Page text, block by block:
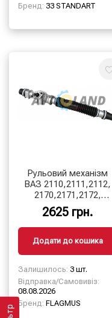
Бренд: 33 STANDART
Рульовий механізм
ВАЗ 2110,2111,2112,
2170,2171,2172,
1117,1118,1119, (4,2
обороту) у зб. (без тяг)
2625 грн.
Додати до кошика
Залишилось: 3 шт.
Відправка/Самовивіз:
08.08.2026
Бренд: FLAGMUS